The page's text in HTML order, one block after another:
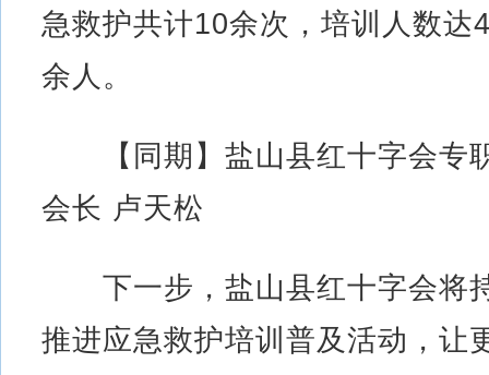
急救护共计10余次，培训人数达
余人。
【同期】盐山县红十字会专
会长 卢天松
下一步，盐山县红十字会将
推进应急救护培训普及活动，让